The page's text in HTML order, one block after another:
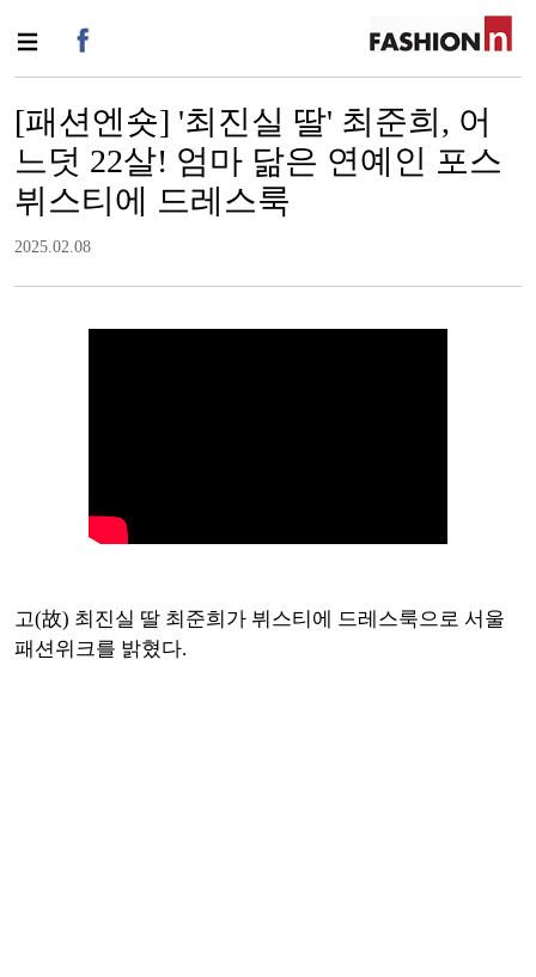
[패션엔숏] '최진실 딸' 최준희, 어
느덧 22살! 엄마 닮은 연예인 포스
뷔스티에 드레스룩
2025.02.08
고(故) 최진실 딸 최준희가 뷔스티에 드레스룩으로 서울
패션위크를 밝혔다.